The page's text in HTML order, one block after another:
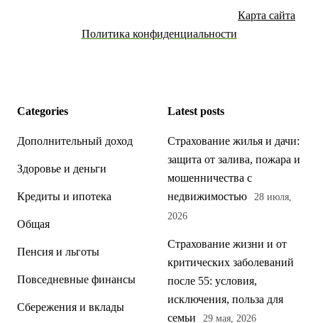
Карта сайта
Политика конфиденциальности
Categories
Дополнительный доход
Здоровье и деньги
Кредиты и ипотека
Общая
Пенсия и льготы
Повседневные финансы
Сбережения и вклады
Latest posts
Страхование жилья и дачи:
защита от залива, пожара и
мошенничества с
недвижимостью
28 июля,
2026
Страхование жизни и от
критических заболеваний
после 55: условия,
исключения, польза для
семьи
29 мая, 2026